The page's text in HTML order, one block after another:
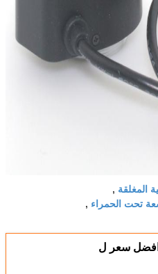
المغلقة ,
تحت الحمراء ,
سعر ل